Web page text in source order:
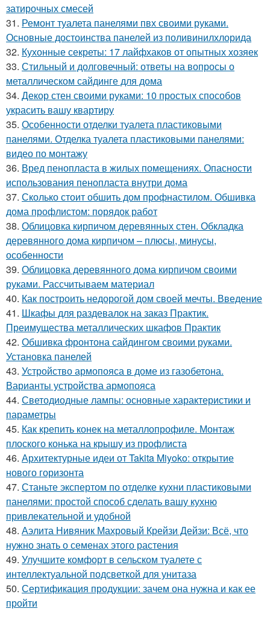
затирочных смесей
31. Ремонт туалета панелями пвх своими руками.
Основные достоинства панелей из поливинилхлорида
32. Кухонные секреты: 17 лайфхаков от опытных хозяек
33. Стильный и долговечный: ответы на вопросы о
металлическом сайдинге для дома
34. Декор стен своими руками: 10 простых способов
украсить вашу квартиру
35. Особенности отделки туалета пластиковыми
панелями. Отделка туалета пластиковыми панелями:
видео по монтажу
36. Вред пенопласта в жилых помещениях. Опасности
использования пенопласта внутри дома
37. Сколько стоит обшить дом профнастилом. Обшивка
дома профлистом: порядок работ
38. Облицовка кирпичом деревянных стен. Обкладка
деревянного дома кирпичом – плюсы, минусы,
особенности
39. Облицовка деревянного дома кирпичом своими
руками. Рассчитываем материал
40. Как построить недорогой дом своей мечты. Введение
41. Шкафы для раздевалок на заказ Практик.
Преимущества металлических шкафов Практик
42. Обшивка фронтона сайдингом своими руками.
Установка панелей
43. Устройство армопояса в доме из газобетона.
Варианты устройства армопояса
44. Светодиодные лампы: основные характеристики и
параметры
45. Как крепить конек на металлопрофиле. Монтаж
плоского конька на крышу из профлиста
46. Архитектурные идеи от Takita Miyoko: открытие
нового горизонта
47. Станьте экспертом по отделке кухни пластиковыми
панелями: простой способ сделать вашу кухню
привлекательной и удобной
48. Аэлита Нивяник Махровый Крейзи Дейзи: Всё, что
нужно знать о семенах этого растения
49. Улучшите комфорт в сельском туалете с
интеллектуальной подсветкой для унитаза
50. Сертификация продукции: зачем она нужна и как ее
пройти